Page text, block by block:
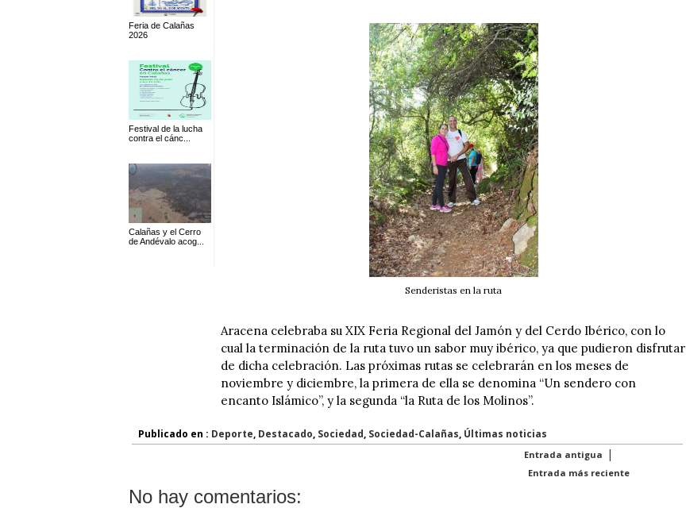
Feria de Calañas
2026
Festival de la lucha
contra el cánc...
Calañas y el Cerro
de Andévalo acog...
Senderistas en la ruta
Aracena celebraba su XIX Feria Regional del Jamón y del Cerdo Ibérico, con lo
cual la terminación de la ruta tuvo un sabor muy ibérico, ya que pudieron disfrutar
de dicha celebración. Las próximas rutas se celebrarán en los meses de
noviembre y diciembre, la primera de ella se denomina “Un sendero con
encanto Islámico”, y la segunda “la Ruta de los Molinos”.
Publicado en : Deporte, Destacado, Sociedad, Sociedad-Calañas, Últimas noticias
Entrada antigua |
Entrada más reciente
No hay comentarios: